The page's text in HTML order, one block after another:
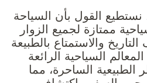
نستطيع القول بأن السياحة
ممتازة لجميع الزوار
والاستمتاع بالطبيعة
السياحية الرائعة
الطبيعية الساحرة، مما